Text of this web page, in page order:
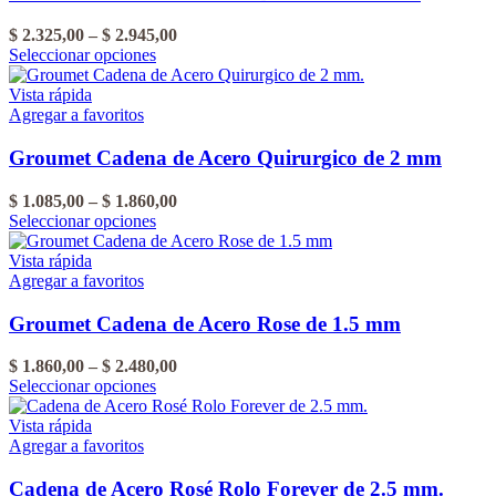
opciones
se
pueden
elegir
en
producto
$ 2.325,00 – $ 2.945,00Rango
precios:
$ 2.945,00
Seleccionar opcionesEste
producto
Las
se
pueden
elegir
en
producto
Vista rápida
Agregar a favoritos
Groumet Cadena de Acero Quirurgico de 2 mm
$ 1.085,00 – $ 1.860,00Rango
precios:
$ 1.860,00
Seleccionar opcionesEste
producto
Las
opciones
se
pueden
elegir
en
del
Vista rápida
Agregar a favoritos
Groumet Cadena de Acero Rose de 1.5 mm
$ 1.860,00 – $ 2.480,00Rango
precios:
$ 2.480,00
Seleccionar opcionesEste
producto
Las
Vista rápida
Agregar a favoritos
Cadena de Acero Rosé Rolo Forever de 2.5 mm.